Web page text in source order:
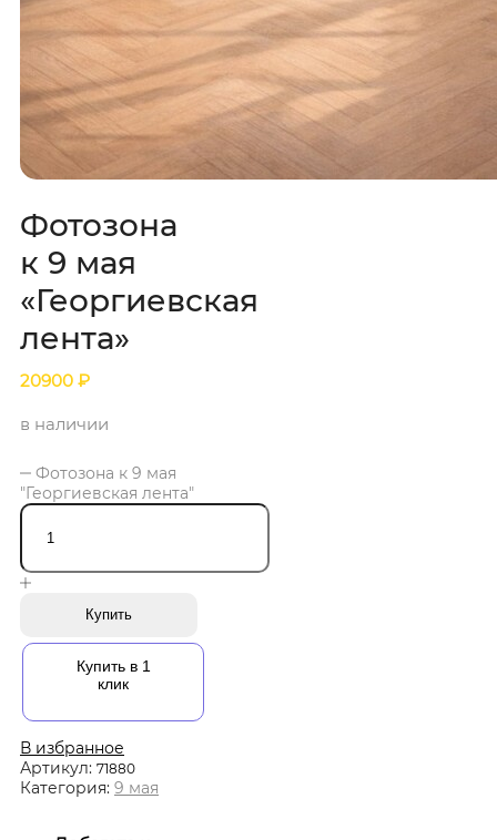
Фотозона
к 9 мая
«Георгиевская
лента»
20900 ₽
в наличии
Фотозона к 9 мая
"Георгиевская лента"
Купить
Купить в 1
клик
В избранное
Артикул: 71880
Категория: 9 мая